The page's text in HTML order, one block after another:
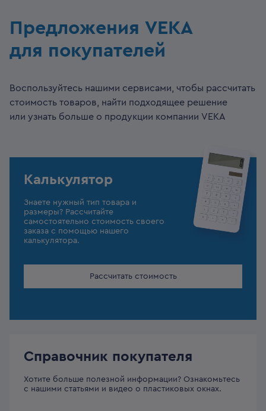
Предложения VEKA
для покупателей
Воспользуйтесь нашими сервисами, чтобы рассчитать
стоимость товаров, найти подходящее решение
или узнать больше о продукции компании VEKA
Калькулятор
Знаете нужный тип товара и
размеры? Рассчитайте
самостоятельно стоимость своего
заказа с помощью нашего
калькулятора.
Рассчитать стоимость
Справочник покупателя
Хотите больше полезной информации? Ознакомьтесь
с нашими статьями и видео о пластиковых окнах.